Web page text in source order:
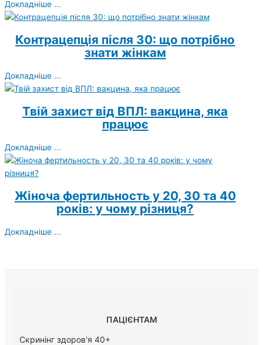
Докладніше ...
Контрацепція після 30: що потрібно
знати жінкам
Докладніше ...
Твій захист від ВПЛ: вакцина, яка
працює
Докладніше ...
Жіноча фертильность у 20, 30 та 40
років: у чому різниця?
Докладніше ...
ПАЦІЄНТАМ
Скринінг здоров'я 40+